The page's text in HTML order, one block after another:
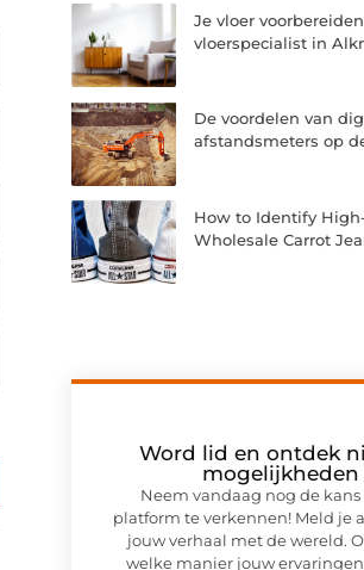
Je vloer
vloerspecialist in
De voordelen van
afstandsmeters op
How to Identify
Wholesale Carrot
Word lid en ontdek
mogelijkheden
Neem vandaag nog de kans
platform te verkennen! Meld je
jouw verhaal met de wereld.
welke manier jouw